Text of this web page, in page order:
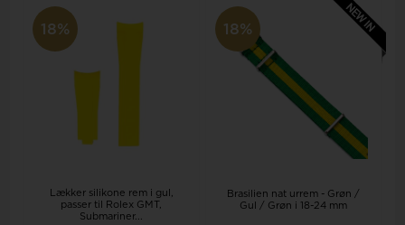
18%
Lækker silikone rem i gul,
passer til Rolex GMT,
Submariner...
18%
Brasilien nat urrem - Grøn /
Gul / Grøn i 18-24 mm